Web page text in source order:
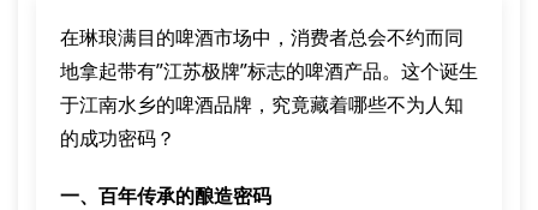
在琳琅满目的啤酒市场中，消费者总会不约而同
地拿起带有”江苏极牌”标志的啤酒产品。这个诞生
于江南水乡的啤酒品牌，究竟藏着哪些不为人知
的成功密码？
一、百年传承的酿造密码